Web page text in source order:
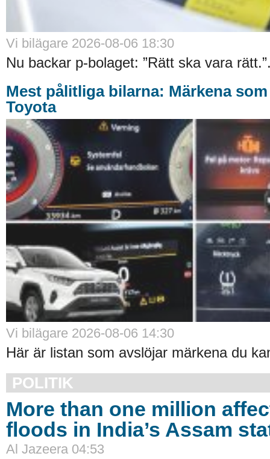
Vi bilägare 2026-08-06 18:30
Nu backar p-bolaget: ”Rätt ska vara
Mest pålitliga bilarna: Märkena
Toyota
Vi bilägare 2026-08-06 14:30
Här är listan som avslöjar märkena du
POLITIK
More than one million
floods in India’s Assam
Al Jazeera 04:53